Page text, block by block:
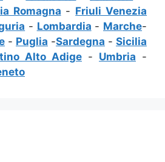
Romagna - Friuli Venezia
- Lombardia - Marche-
- Puglia -Sardegna - Sicilia
Alto Adige - Umbria -